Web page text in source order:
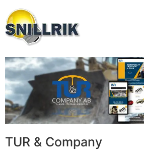
TUR & Company